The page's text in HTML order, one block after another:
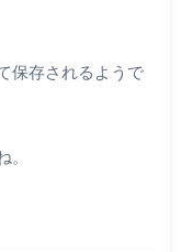
保存されるようで